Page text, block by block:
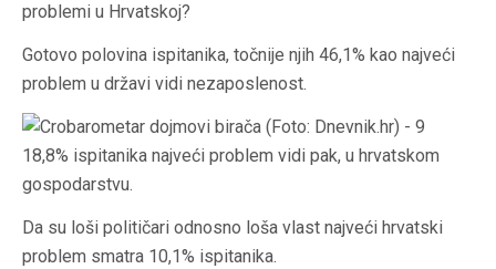
problemi u Hrvatskoj?
Gotovo polovina ispitanika, točnije njih 46,1% kao najveći
problem u državi vidi nezaposlenost.
18,8% ispitanika najveći problem vidi pak, u hrvatskom
gospodarstvu.
Da su loši političari odnosno loša vlast najveći hrvatski
problem smatra 10,1% ispitanika.